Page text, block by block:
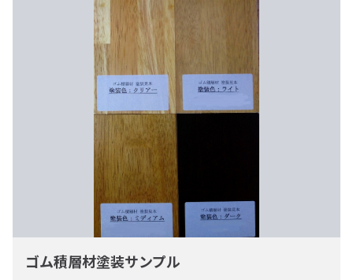
ホワイトアッシュ
ホワイトオーク
ホワイトバーチ
マ
ゴム積層材塗装サンプル